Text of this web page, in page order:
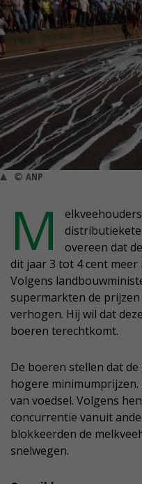
© ANP
M
overeen dat
dit jaar 3 tot 4 cent
Volgens
supermarkten de
verhogen. Hij wil dat
boeren terechtkomt.
De boeren stellen dat
hogere
van voedsel. Volgens
concurrentie vanuit
blokkeerden de
snelwegen.